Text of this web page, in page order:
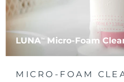
LUNATM Micro-Foam
MICRO-FOAM